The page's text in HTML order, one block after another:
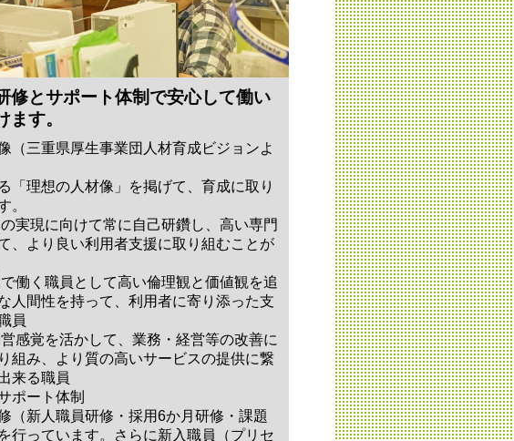
修とサポート体制で安心して働い
ます。
（三重県厚生事業団人材育成ビジョンよ
「理想の人材像」を掲げて、育成に取り
。
実現に向けて常に自己研鑽し、高い専門
、より良い利用者支援に取り組むことが
働く職員として高い倫理観と価値観を追
人間性を持って、利用者に寄り添った支
員
感覚を活かして、業務・経営等の改善に
組み、より質の高いサービスの提供に繋
来る職員
ポート体制
（新人職員研修・採用6か月研修・課題
行っています。さらに新入職員（プリセ